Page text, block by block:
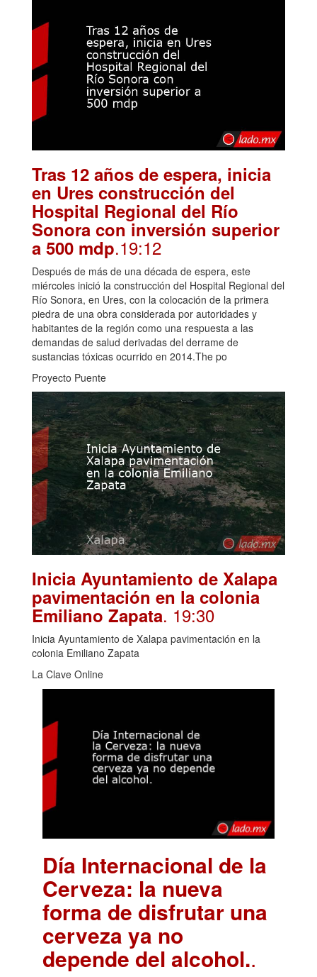
Tras 12 años de espera, inicia
en Ures construcción del
Hospital Regional del Río
Sonora con inversión superior
a 500 mdp.19:12
Después de más de una década de espera, este
miércoles inició la construcción del Hospital Regional del
Río Sonora, en Ures, con la colocación de la primera
piedra de una obra considerada por autoridades y
habitantes de la región como una respuesta a las
demandas de salud derivadas del derrame de
sustancias tóxicas ocurrido en 2014.The po
Proyecto Puente
Inicia Ayuntamiento de Xalapa
pavimentación en la colonia
Emiliano Zapata. 19:30
Inicia Ayuntamiento de Xalapa pavimentación en la
colonia Emiliano Zapata
La Clave Online
Día Internacional de la
Cerveza: la nueva
forma de disfrutar una
cerveza ya no
depende del alcohol..